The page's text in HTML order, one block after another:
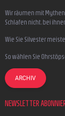
Wir räumen mit
Schlafen nicht, bei
Wie Sie Silvester
So wählen Sie
ARCHIV
NEWSLETTER